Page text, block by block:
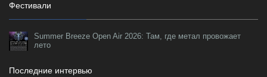
Фестивали
Summer Breeze Open Air 2026: Там, где метал провожает
лето
Последние интервью